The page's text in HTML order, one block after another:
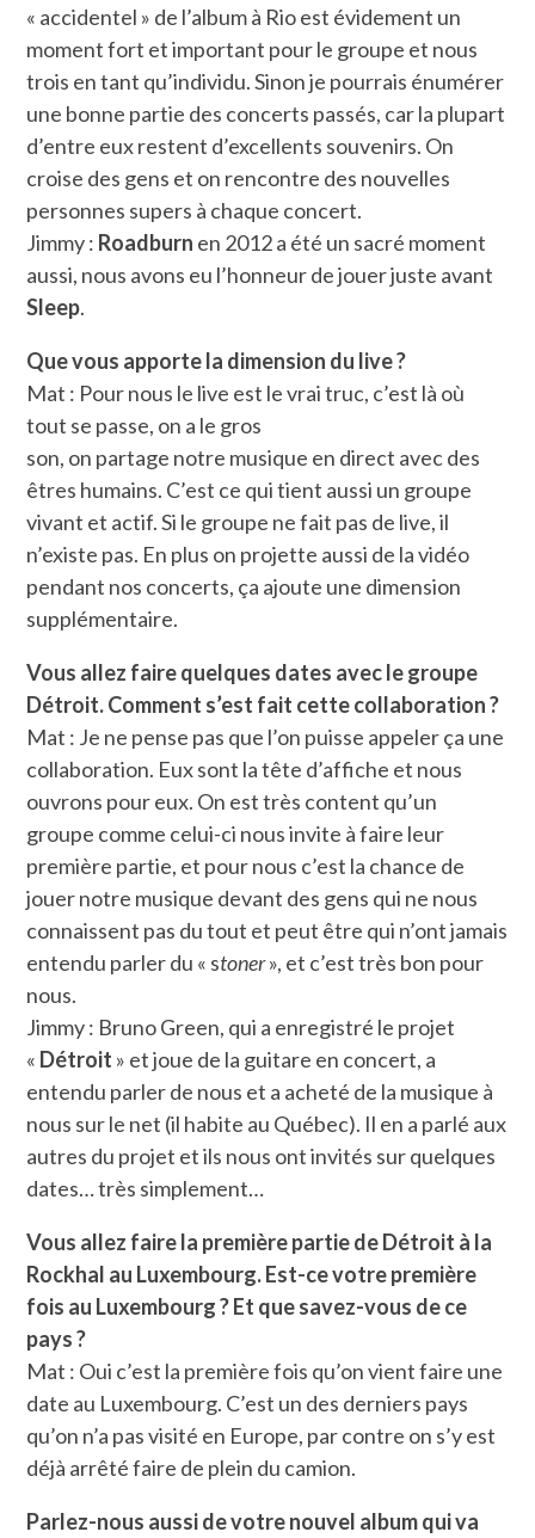
« accidentel » de l’album à Rio est évidement un
moment fort et important pour le groupe et nous
trois en tant qu’individu. Sinon je pourrais énumérer
une bonne partie des concerts passés, car la plupart
d’entre eux restent d’excellents souvenirs. On
croise des gens et on rencontre des nouvelles
personnes supers à chaque concert.
Jimmy : Roadburn en 2012 a été un sacré moment
aussi, nous avons eu l’honneur de jouer juste avant
Sleep.
Que vous apporte la dimension du live ?
Mat : Pour nous le live est le vrai truc, c’est là où
tout se passe, on a le gros
son, on partage notre musique en direct avec des
êtres humains. C’est ce qui tient aussi un groupe
vivant et actif. Si le groupe ne fait pas de live, il
n’existe pas. En plus on projette aussi de la vidéo
pendant nos concerts, ça ajoute une dimension
supplémentaire.
Vous allez faire quelques dates avec le groupe
Détroit. Comment s’est fait cette collaboration ?
Mat : Je ne pense pas que l’on puisse appeler ça une
collaboration. Eux sont la tête d’affiche et nous
ouvrons pour eux. On est très content qu’un
groupe comme celui-ci nous invite à faire leur
première partie, et pour nous c’est la chance de
jouer notre musique devant des gens qui ne nous
connaissent pas du tout et peut être qui n’ont jamais
entendu parler du « stoner», et c’est très bon pour
nous.
Jimmy : Bruno Green, qui a enregistré le projet
« Détroit » et joue de la guitare en concert, a
entendu parler de nous et a acheté de la musique à
nous sur le net (il habite au Québec). Il en a parlé aux
autres du projet et ils nous ont invités sur quelques
dates… très simplement…
Vous allez faire la première partie de Détroit à la
Rockhal au Luxembourg. Est-ce votre première
fois au Luxembourg ? Et que savez-vous de ce
pays ?
Mat : Oui c’est la première fois qu’on vient faire une
date au Luxembourg. C’est un des derniers pays
qu’on n’a pas visité en Europe, par contre on s’y est
déjà arrêté faire de plein du camion.
Parlez-nous aussi de votre nouvel album qui va